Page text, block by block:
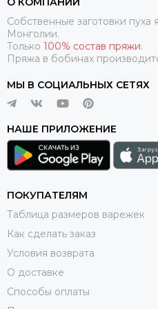
Собственные заготовки пуха
Монголии.
Только 100% состав пряжи.
Пряжа в бобинах
МЫ В СОЦИАЛЬНЫХ СЕТЯХ
НАШЕ ПРИЛОЖЕНИЕ
ПОКУПАТЕЛЯМ
Таблица размеров варежек
Как сделать заказ
Условия возврата
О доставке
Способы оплаты